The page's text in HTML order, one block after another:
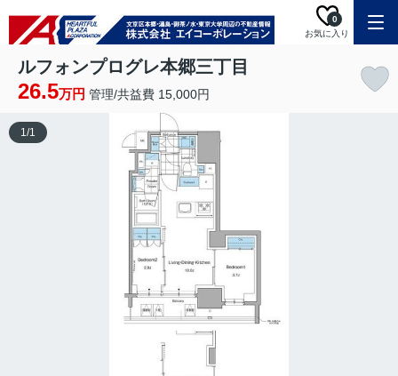
お気に入り
0
ルフォンプログレ本郷三丁目
26.5万円 管理/共益費 15,000円
1/1